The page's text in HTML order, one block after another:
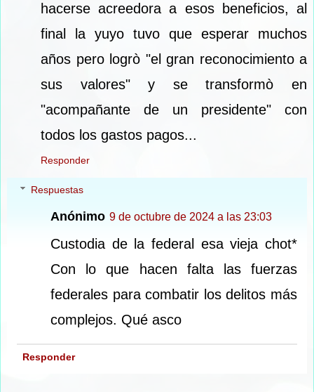
hacerse acreedora a esos beneficios, al
final la yuyo tuvo que esperar muchos
años pero logrò "el gran reconocimiento a
sus valores" y se transformò en
"acompañante de un presidente" con
todos los gastos pagos...
Responder
Respuestas
Anónimo 9 de octubre de 2024 a las 23:03
Custodia de la federal esa vieja chot*
Con lo que hacen falta las fuerzas
federales para combatir los delitos más
complejos. Qué asco
Responder